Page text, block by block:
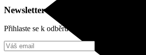
Newsletter
Přihlaste se k odběru našeho pravidelného